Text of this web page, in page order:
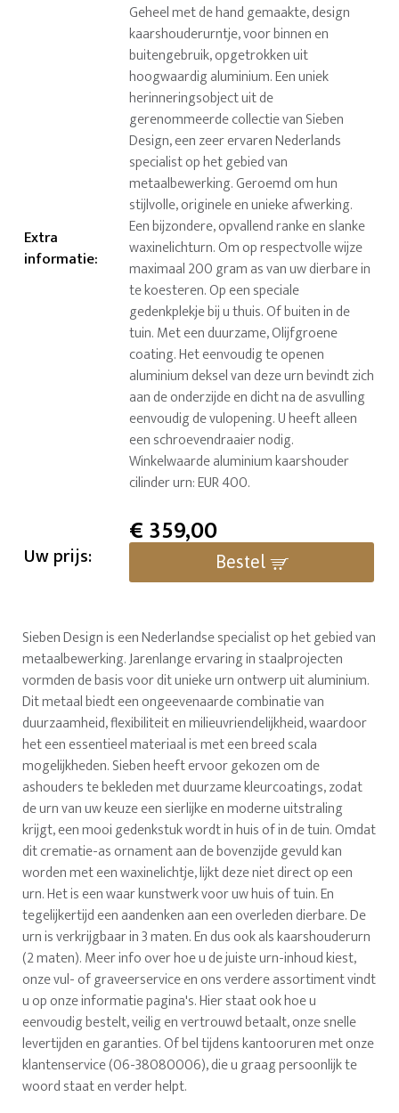
Extra
informatie:
Geheel met de hand gemaakte, design
kaarshouderurntje, voor binnen en
buitengebruik, opgetrokken uit
hoogwaardig aluminium. Een uniek
herinneringsobject uit de
gerenommeerde collectie van Sieben
Design, een zeer ervaren Nederlands
specialist op het gebied van
metaalbewerking. Geroemd om hun
stijlvolle, originele en unieke afwerking.
Een bijzondere, opvallend ranke en slanke
waxinelichturn. Om op respectvolle wijze
maximaal 200 gram as van uw dierbare in
te koesteren. Op een speciale
gedenkplekje bij u thuis. Of buiten in de
tuin. Met een duurzame, Olijfgroene
coating. Het eenvoudig te openen
aluminium deksel van deze urn bevindt zich
aan de onderzijde en dicht na de asvulling
eenvoudig de vulopening. U heeft alleen
een schroevendraaier nodig.
Winkelwaarde aluminium kaarshouder
cilinder urn: EUR 400.
Uw prijs:
€359,00
Bestel
Sieben Design is een Nederlandse specialist op het gebied van
metaalbewerking. Jarenlange ervaring in staalprojecten
vormden de basis voor dit unieke urn ontwerp uit aluminium.
Dit metaal biedt een ongeevenaarde combinatie van
duurzaamheid, flexibiliteit en milieuvriendelijkheid, waardoor
het een essentieel materiaal is met een breed scala
mogelijkheden. Sieben heeft ervoor gekozen om de
ashouders te bekleden met duurzame kleurcoatings, zodat
de urn van uw keuze een sierlijke en moderne uitstraling
krijgt, een mooi gedenkstuk wordt in huis of in de tuin. Omdat
dit crematie-as ornament aan de bovenzijde gevuld kan
worden met een waxinelichtje, lijkt deze niet direct op een
urn. Het is een waar kunstwerk voor uw huis of tuin. En
tegelijkertijd een aandenken aan een overleden dierbare. De
urn is verkrijgbaar in 3 maten. En dus ook als kaarshouderurn
(2 maten). Meer info over hoe u de juiste urn-inhoud kiest,
onze vul- of graveerservice en ons verdere assortiment vindt
u op onze informatie pagina's. Hier staat ook hoe u
eenvoudig bestelt, veilig en vertrouwd betaalt, onze snelle
levertijden en garanties. Of bel tijdens kantooruren met onze
klantenservice (06-38080006), die u graag persoonlijk te
woord staat en verder helpt.